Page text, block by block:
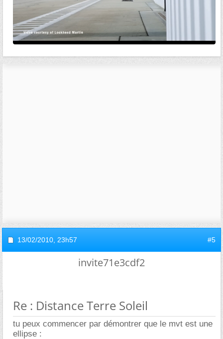
13/02/2010, 23h57 #5
invite71e3cdf2
Re : Distance Terre Soleil
tu peux commencer par démontrer que le mvt est une
ellipse :